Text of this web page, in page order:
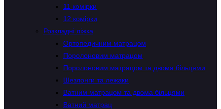
11 комірки
12 комірки
Розкладні ліжка
Ортопедичним матрацом
Поролоновим матрацом
Поролоновим матрацом та двома більцями
Шезлонги та лежаки
Ватним матрацом та двома більцями
Ватний матрац